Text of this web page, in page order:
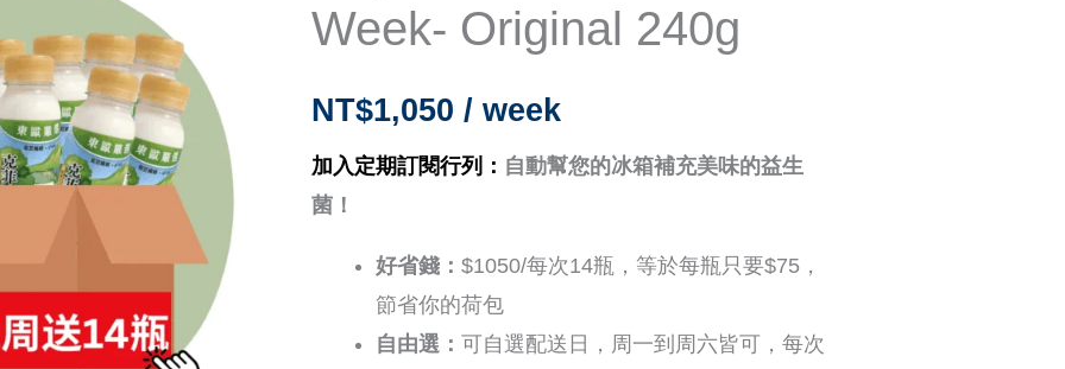
Week- Original 240g
NT$1,050 / week
加入定期訂閱行列： 自動幫您的冰箱補充美味的益生
菌！
好省錢：$1050/每次14瓶，等於每瓶只要$75，
節省你的荷包
自由選：可自選配送日，周一到周六皆可，每次
Kefir
Week-
240g
數